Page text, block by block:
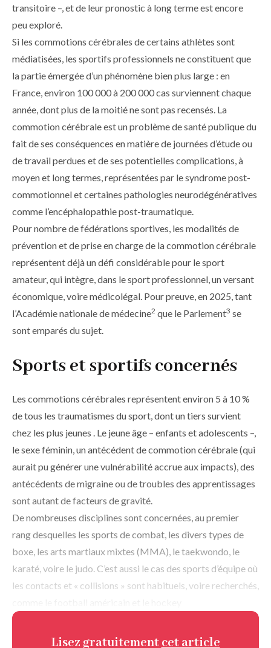
transitoire –, et de leur pronostic à long terme est encore
peu exploré.
Si les commotions cérébrales de certains athlètes sont
médiatisées, les sportifs professionnels ne constituent que
la partie émergée d’un phénomène bien plus large : en
France, environ 100 000 à 200 000 cas surviennent chaque
année, dont plus de la moitié ne sont pas recensés. La
commotion cérébrale est un problème de santé publique du
fait de ses conséquences en matière de journées d’étude ou
de travail perdues et de ses potentielles complications, à
moyen et long termes, représentées par le syndrome post-
commotionnel et certaines pathologies neurodégénératives
comme l’encéphalopathie post-traumatique.
Pour nombre de fédérations sportives, les modalités de
prévention et de prise en charge de la commotion cérébrale
représentent déjà un défi considérable pour le sport
amateur, qui intègre, dans le sport professionnel, un versant
économique, voire médicolégal. Pour preuve, en 2025, tant
l’Académie nationale de médecine2 que le Parlement3 se
sont emparés du sujet.
Sports et sportifs concernés
Les commotions cérébrales représentent environ 5 à 10 %
de tous les traumatismes du sport, dont un tiers survient
chez les plus jeunes . Le jeune âge – enfants et adolescents –,
le sexe féminin, un antécédent de commotion cérébrale (qui
aurait pu générer une vulnérabilité accrue aux impacts), des
antécédents de migraine ou de troubles des apprentissages
sont autant de facteurs de gravité.
De nombreuses disciplines sont concernées, au premier
rang desquelles les sports de combat, les divers types de
boxe, les arts martiaux mixtes (MMA), le taekwondo, le
karaté, voire le judo. C’est aussi le cas des sports d’équipe où
les contacts et « collisions » sont habituels, voire recherchés,
Lisez gratuitement cet article